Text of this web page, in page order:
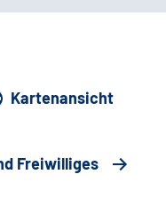
Kartenansicht
Freiwilliges